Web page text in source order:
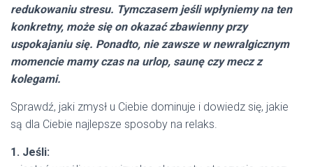
redukowaniu stresu. Tymczasem jeśli wpłyniemy na ten
konkretny, może się on okazać zbawienny przy
uspokajaniu się. Ponadto, nie zawsze w newralgicznym
momencie mamy czas na urlop, saunę czy mecz z
kolegami.
Sprawdź, jaki zmysł u Ciebie dominuje i dowiedz się, jakie
są dla Ciebie najlepsze sposoby na relaks.
1. Jeśli: